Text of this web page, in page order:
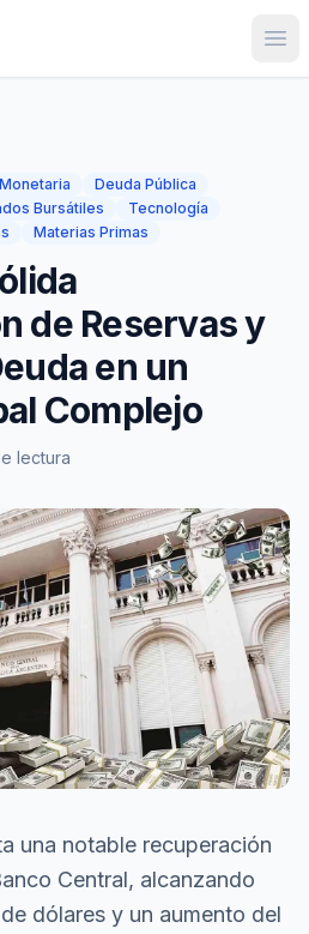
Deuda Pública
Bursátiles
Tecnología
Materias Primas
de Reservas y
en un
Complejo
lectura
una notable recuperación
Central, alcanzando
dólares y un aumento del